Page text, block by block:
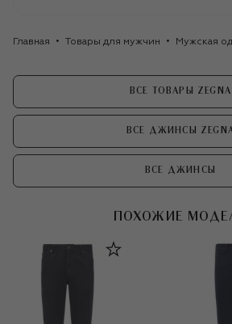
Главная Товары для мужчин Мужская
ВСЕ ТОВАРЫ ZEGNA
ВСЕ ДЖИНСЫ
ВСЕ ДЖИНСЫ
ПОХОЖИЕ